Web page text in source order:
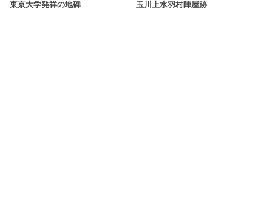
東京大学発祥の地碑 玉川上水羽村陣屋跡